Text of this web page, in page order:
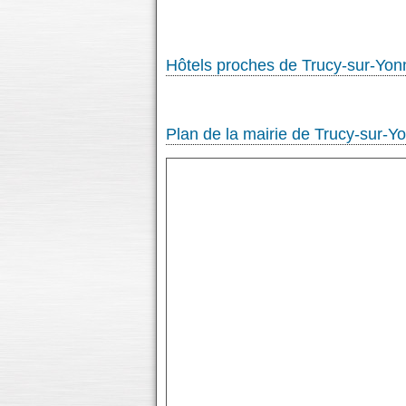
Hôtels proches de Trucy-sur-
Plan de la mairie de Trucy-sur-